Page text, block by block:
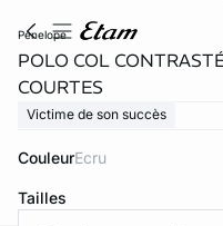
penelope
POLO COL
COURTES
Victime de son succès
Couleur ecru
Tailles